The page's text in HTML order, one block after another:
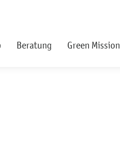
Beratung Green Mission